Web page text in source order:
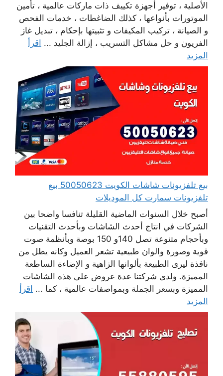
الأصلية ، توفير أجهزة تكييف ذات ماركات عالمية ، تأمين
الموتورات بأنواعها ، كذلك الضاغطات ، خدمات الفحص
و الصيانة ، تركيب المكيفات و تثبيتها بإحكام ، تبديل غاز
الفريون و حل مشاكل التسريب ، إزالة الجليد ... اقرأ
المزيد
بيع تلفزيونات شاشات الكويت 50050623 بيع
تلفزيونات سمارت كل الموديلات
أصبح خلال السنوات الماضية القليلة تنافسا واضحا بين
الشركات في انتاج أحدث الشاشات وبأحدث التقنيات
وبأحجام متنوعة تصل 140و 150 بوصة وبأنظمة صوت
قوية وصورة والوان طبيعية تشعر العميل وكانه يطل من
نافذة ليرى الطبيعة بألوانها الزاهية و الإضاءة الساطعة
المميزة. ولدى شركتنا عدة عروض على هذه الشاشات
المميزة وبسعر الجملة وبمواصفات عالمية ، كما ... اقرأ
المزيد